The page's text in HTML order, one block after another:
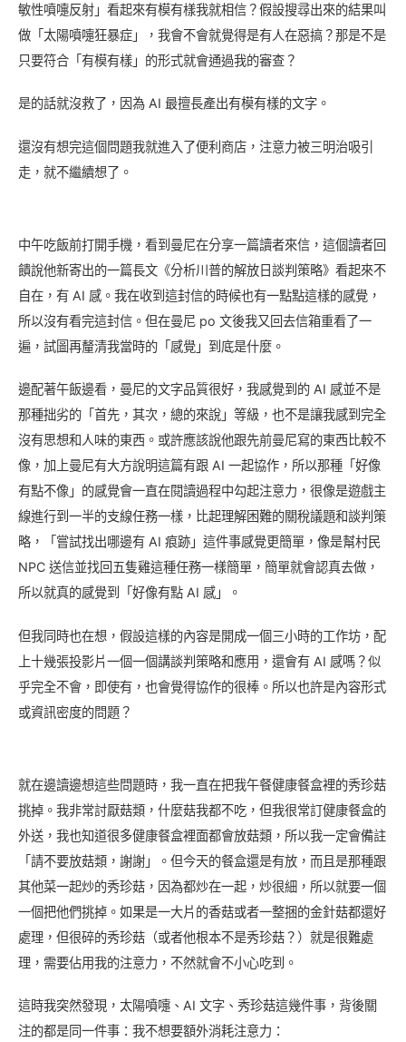
敏性噴嚏反射」看起來有模有樣我就相信？假設搜尋出來的結果叫
做「太陽噴嚏狂暴症」，我會不會就覺得是有人在惡搞？那是不是
只要符合「有模有樣」的形式就會通過我的審查？
是的話就沒救了，因為 AI 最擅長產出有模有樣的文字。
還沒有想完這個問題我就進入了便利商店，注意力被三明治吸引
走，就不繼續想了。
中午吃飯前打開手機，看到曼尼在分享一篇讀者來信，這個讀者回
饋說他新寄出的一篇長文《分析川普的解放日談判策略》看起來不
自在，有 AI 感。我在收到這封信的時候也有一點點這樣的感覺，
所以沒有看完這封信。但在曼尼 po 文後我又回去信箱重看了一
遍，試圖再釐清我當時的「感覺」到底是什麼。
邊配著午飯邊看，曼尼的文字品質很好，我感覺到的 AI 感並不是
那種拙劣的「首先，其次，總的來說」等級，也不是讓我感到完全
沒有思想和人味的東西。或許應該說他跟先前曼尼寫的東西比較不
像，加上曼尼有大方說明這篇有跟 AI 一起協作，所以那種「好像
有點不像」的感覺會一直在閱讀過程中勾起注意力，很像是遊戲主
線進行到一半的支線任務一樣，比起理解困難的關稅議題和談判策
略，「嘗試找出哪邊有 AI 痕跡」這件事感覺更簡單，像是幫村民
NPC 送信並找回五隻雞這種任務一樣簡單，簡單就會認真去做，
所以就真的感覺到「好像有點 AI 感」。
但我同時也在想，假設這樣的內容是開成一個三小時的工作坊，配
上十幾張投影片一個一個講談判策略和應用，還會有 AI 感嗎？似
乎完全不會，即使有，也會覺得協作的很棒。所以也許是內容形式
或資訊密度的問題？
就在邊讀邊想這些問題時，我一直在把我午餐健康餐盒裡的秀珍菇
挑掉。我非常討厭菇類，什麼菇我都不吃，但我很常訂健康餐盒的
外送，我也知道很多健康餐盒裡面都會放菇類，所以我一定會備註
「請不要放菇類，謝謝」。但今天的餐盒還是有放，而且是那種跟
其他菜一起炒的秀珍菇，因為都炒在一起，炒很細，所以就要一個
一個把他們挑掉。如果是一大片的香菇或者一整捆的金針菇都還好
處理，但很碎的秀珍菇（或者他根本不是秀珍菇？）就是很難處
理，需要佔用我的注意力，不然就會不小心吃到。
這時我突然發現，太陽噴嚏、AI 文字、秀珍菇這幾件事，背後關
注的都是同一件事：我不想要額外消耗注意力：